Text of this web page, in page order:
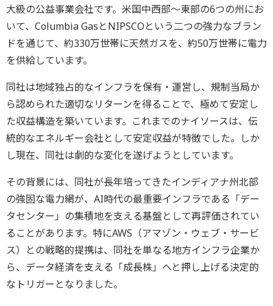
大級の公益事業会社です。米国中西部～東部の6つの州にお
いて、Columbia GasとNIPSCOという二つの強力なブラン
ドを通じて、約330万世帯に天然ガスを、約50万世帯に電力
を供給しています。
同社は地域独占的なインフラを保有・運営し、規制当局か
ら認められた適切なリターンを得ることで、極めて安定し
た収益構造を築いています。これまでのナイソースは、伝
統的なエネルギー会社として安定収益が特徴でした。しか
し現在、同社は劇的な変化を遂げようとしています。
その背景には、同社が長年培ってきたインディアナ州北部
の強固な電力網が、AI時代の最重要インフラである「デー
タセンター」の集積地を支える基盤として再評価されてい
ることがあります。特にAWS（アマゾン・ウェブ・サービ
ス）との戦略的提携は、同社を単なる地方インフラ企業か
ら、データ経済を支える「成長株」へと押し上げる決定的
なトリガーとなりました。